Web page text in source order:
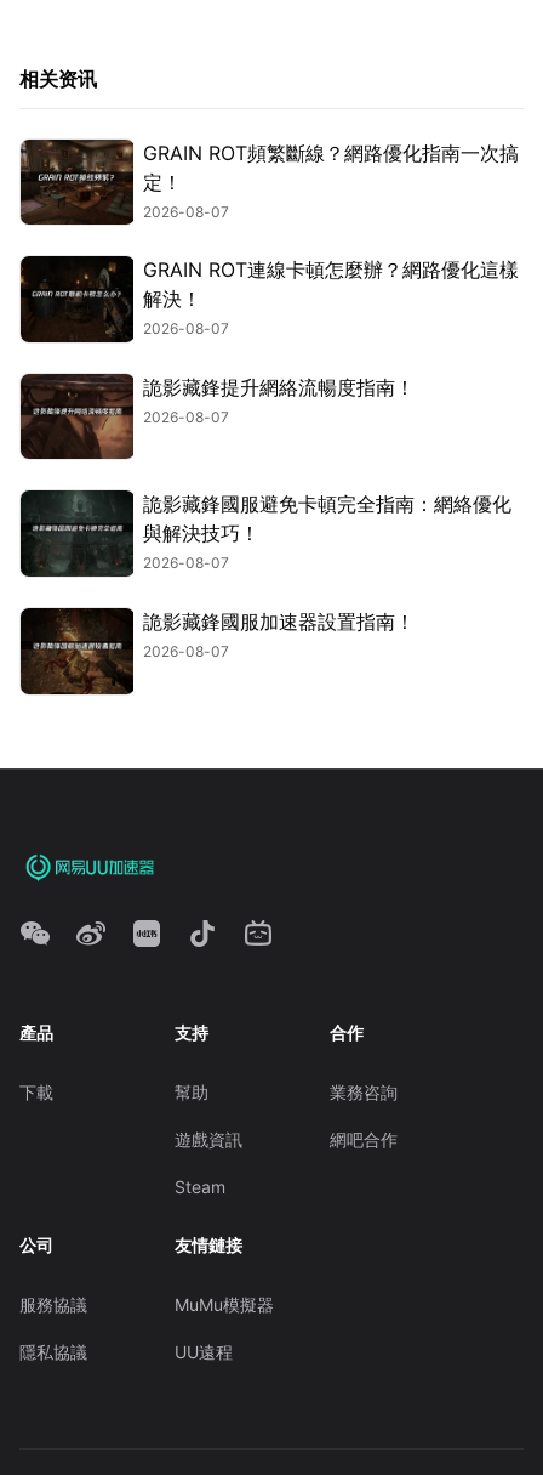
相关资讯
GRAIN ROT頻繁斷線？網路優化指南一次搞
定！
2026-08-07
GRAIN ROT連線卡頓怎麼辦？網路優化這樣
解決！
2026-08-07
詭影藏鋒提升網絡流暢度指南！
2026-08-07
詭影藏鋒國服避免卡頓完全指南：網絡優化
與解決技巧！
2026-08-07
詭影藏鋒國服加速器設置指南！
2026-08-07
產品
下載
支持
幫助
遊戲資訊
Steam
合作
業務咨詢
網吧合作
公司
服務協議
隱私協議
友情鏈接
MuMu模擬器
UU遠程